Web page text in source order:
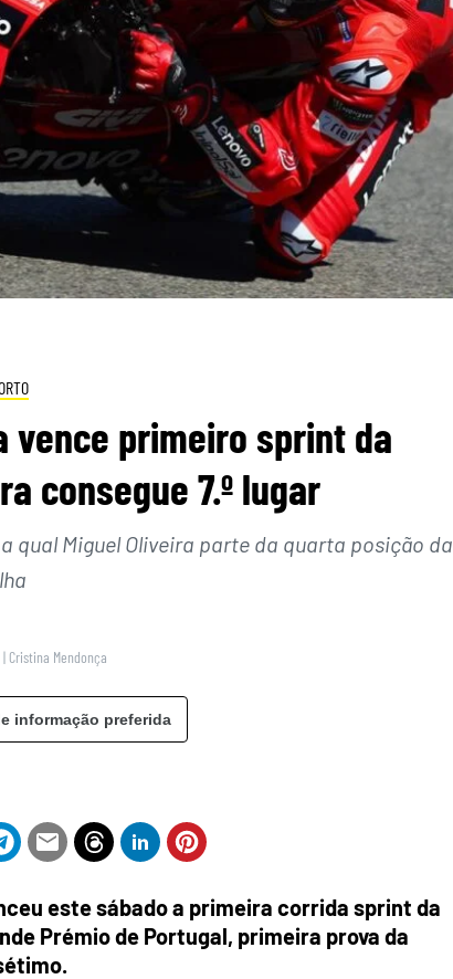
vence primeiro sprint da
consegue 7.º lugar
Miguel Oliveira parte da quarta posição da
| Cristina Mendonça
informação preferida
este sábado a primeira corrida sprint da
Prémio de Portugal, primeira prova da